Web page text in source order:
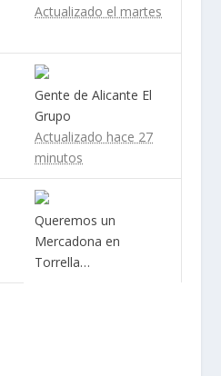
Actualizado el martes
Gente de Alicante El
Grupo
Actualizado hace 27
minutos
Queremos un
Mercadona en
Torrella…